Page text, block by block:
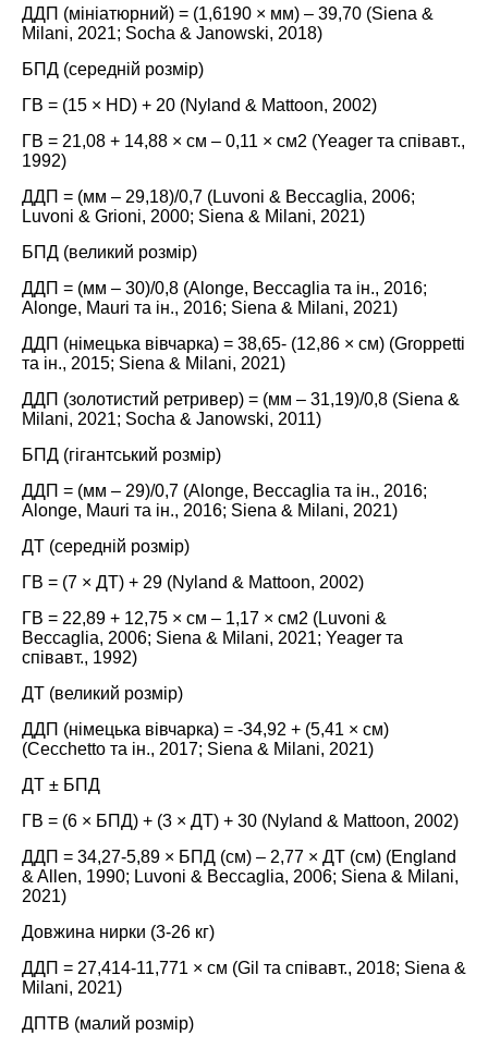
ДДП (мініатюрний) = (1,6190 × мм) – 39,70 (Siena &
Milani, 2021; Socha & Janowski, 2018)
БПД (середній розмір)
ГВ = (15 × HD) + 20 (Nyland & Mattoon, 2002)
ГВ = 21,08 + 14,88 × см – 0,11 × см2 (Yeager та співавт.,
1992)
ДДП = (мм – 29,18)/0,7 (Luvoni & Beccaglia, 2006;
Luvoni & Grioni, 2000; Siena & Milani, 2021)
БПД (великий розмір)
ДДП = (мм – 30)/0,8 (Alonge, Beccaglia та ін., 2016;
Alonge, Mauri та ін., 2016; Siena & Milani, 2021)
ДДП (німецька вівчарка) = 38,65- (12,86 × см) (Groppetti
та ін., 2015; Siena & Milani, 2021)
ДДП (золотистий ретривер) = (мм – 31,19)/0,8 (Siena &
Milani, 2021; Socha & Janowski, 2011)
БПД (гігантський розмір)
ДДП = (мм – 29)/0,7 (Alonge, Beccaglia та ін., 2016;
Alonge, Mauri та ін., 2016; Siena & Milani, 2021)
ДТ (середній розмір)
ГВ = (7 × ДТ) + 29 (Nyland & Mattoon, 2002)
ГВ = 22,89 + 12,75 × см – 1,17 × см2 (Luvoni &
Beccaglia, 2006; Siena & Milani, 2021; Yeager та
співавт., 1992)
ДТ (великий розмір)
ДДП (німецька вівчарка) = -34,92 + (5,41 × см)
(Cecchetto та ін., 2017; Siena & Milani, 2021)
ДТ ± БПД
ГВ = (6 × БПД) + (3 × ДТ) + 30 (Nyland & Mattoon, 2002)
ДДП = 34,27-5,89 × БПД (см) – 2,77 × ДТ (см) (England
& Allen, 1990; Luvoni & Beccaglia, 2006; Siena & Milani,
2021)
Довжина нирки (3-26 кг)
ДДП = 27,414-11,771 × см (Gil та співавт., 2018; Siena &
Milani, 2021)
ДПТВ (малий розмір)